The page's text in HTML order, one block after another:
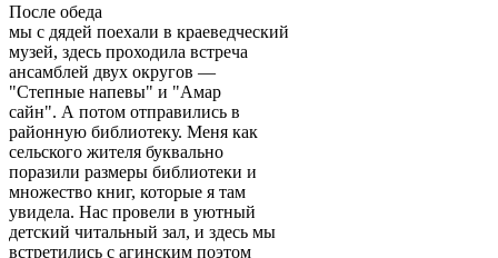
После обеда
мы с дядей поехали в краеведческий
музей, здесь проходила встреча
ансамблей двух округов —
"Степные напевы" и "Амар
сайн". А потом отправились в
районную библиотеку. Меня как
сельского жителя буквально
поразили размеры библиотеки и
множество книг, которые я там
увидела. Нас провели в уютный
детский читальный зал, и здесь мы
встретились с агинским поэтом